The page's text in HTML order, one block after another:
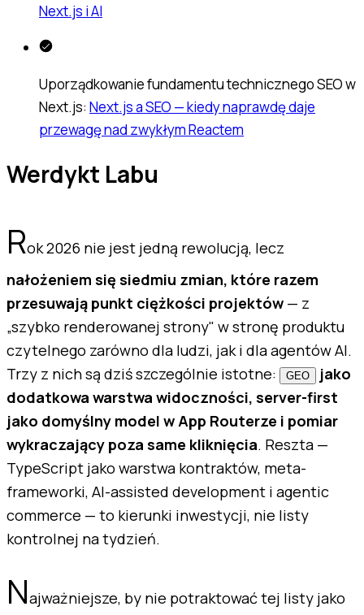
Next.js i AI
Uporządkowanie fundamentu technicznego SEO w
Next.js: Next.js a SEO — kiedy naprawdę daje
przewagę nad zwykłym Reactem
Werdykt Labu
Rok 2026 nie jest jedną rewolucją, lecz
nałożeniem się siedmiu zmian, które razem
przesuwają punkt ciężkości projektów — z
„szybko renderowanej strony" w stronę produktu
czytelnego zarówno dla ludzi, jak i dla agentów AI.
Trzy z nich są dziś szczególnie istotne:
GEO
jako
dodatkowa warstwa widoczności, server-first
jako domyślny model w App Routerze i pomiar
wykraczający poza same kliknięcia. Reszta —
TypeScript jako warstwa kontraktów, meta-
frameworki, AI-assisted development i agentic
commerce — to kierunki inwestycji, nie listy
kontrolnej na tydzień.
Najważniejsze, by nie potraktować tej listy jako